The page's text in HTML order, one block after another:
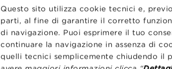
Questo sito utilizza cookie tecnici e,
parti, al fine di garantire il corretto
di navigazione. Puoi esprimere il tuo
continuare la navigazione in assenza di
quelli tecnici semplicemente chiudendo il